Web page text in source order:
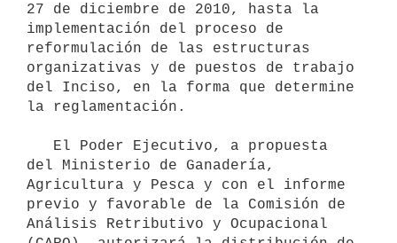
27 de diciembre de 2010, hasta la
implementación del proceso de
reformulación de las estructuras
organizativas y de puestos de trabajo
del Inciso, en la forma que determine
la reglamentación.
del Ministerio de Ganadería,
Agricultura y Pesca y con el informe
previo y favorable de la Comisión de
Análisis Retributivo y Ocupacional